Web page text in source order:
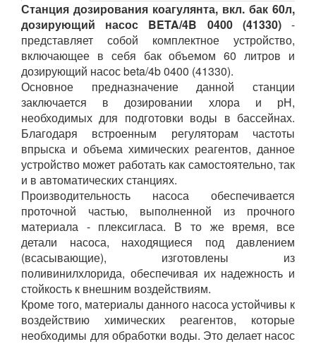
Станция дозирования коагулянта, вкл. бак 60л,
дозирующий насос BETA/4B 0400 (41330)-
представляет собой комплектное устройство,
включающее в себя бак объемом 60 литров и
дозирующий насос beta/4b 0400 (41330).
Основное предназначение данной станции
заключается в дозировании хлора и рН,
необходимых для подготовки воды в бассейнах.
Благодаря встроенным регуляторам частоты
впрыска и объема химических реагентов, данное
устройство может работать как самостоятельно, так
и в автоматических станциях.
Производительность насоса обеспечивается
проточной частью, выполненной из прочного
материала - плексигласа. В то же время, все
детали насоса, находящиеся под давлением
(всасывающие), изготовлены из
поливинилхлорида, обеспечивая их надежность и
стойкость к внешним воздействиям.
Кроме того, материалы данного насоса устойчивы к
воздействию химических реагентов, которые
необходимы для обработки воды. Это делает насос